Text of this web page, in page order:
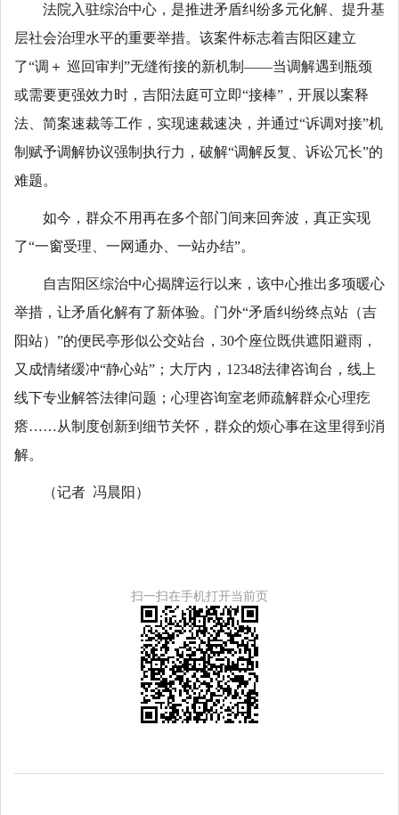
法院入驻综治中心，是推进矛盾纠纷多元化解、提升基
层社会治理水平的重要举措。该案件标志着吉阳区建立
了“调＋ 巡回审判”无缝衔接的新机制——当调解遇到瓶颈
或需要更强效力时，吉阳法庭可立即“接棒”，开展以案释
法、简案速裁等工作，实现速裁速决，并通过“诉调对接”机
制赋予调解协议强制执行力，破解“调解反复、诉讼冗长”的
难题。
如今，群众不用再在多个部门间来回奔波，真正实现
了“一窗受理、一网通办、一站办结”。
自吉阳区综治中心揭牌运行以来，该中心推出多项暖心
举措，让矛盾化解有了新体验。门外“矛盾纠纷终点站（吉
阳站）”的便民亭形似公交站台，30个座位既供遮阳避雨，
又成情绪缓冲“静心站”；大厅内，12348法律咨询台，线上
线下专业解答法律问题；心理咨询室老师疏解群众心理疙
瘩……从制度创新到细节关怀，群众的烦心事在这里得到消
解。
（记者 冯晨阳）
扫一扫在手机打开当前页